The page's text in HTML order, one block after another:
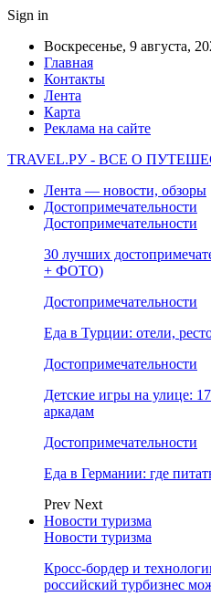
Sign in
Воскресенье, 9 августа,
Главная
Контакты
Лента
Карта
Реклама на сайте
TRAVEL.РУ - ВСЕ О
Лента — новости, обзоры
Достопримечательности
Достопримечательности
30 лучших
+ ФОТО)
Достопримечательности
Еда в Турции: отели,
Достопримечательности
Детские игры на улице:
аркадам
Достопримечательности
Еда в Германии: где
Prev Next
Новости туризма
Новости туризма
Кросс-бордер и
российский турбизнес